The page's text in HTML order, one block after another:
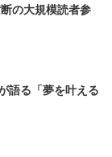
の大規模読者参
語る「夢を叶える